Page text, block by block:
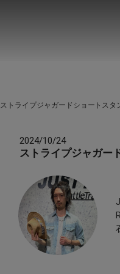
ストライプジャガードショートス
2024/10/24
ストライプジャガー